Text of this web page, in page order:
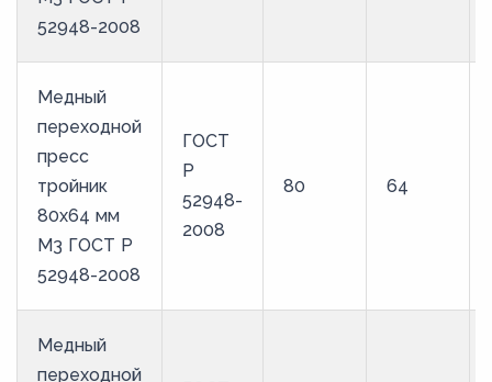
52948-2008
Медный
переходной
пресс
тройник
80х64 мм
М3 ГОСТ Р
52948-2008
ГОСТ
Р
52948-
2008
80 64
Медный
переходной